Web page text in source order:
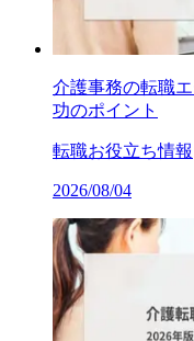
介護事務の転職
功のポイント
転職お役立ち情報
2026/08/04